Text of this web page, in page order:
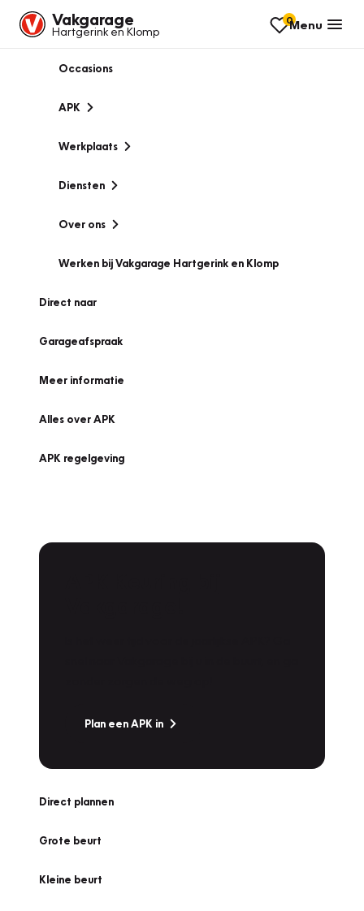
Vakgarage
Hartgerink en Klomp
0Menu
Occasions
APK
Werkplaats
Diensten
Over ons
Werken bij Vakgarage Hartgerink en Klomp
Direct naar
Garageafspraak
Meer informatie
Alles over APK
APK regelgeving
Plan een APK in
Direct plannen
Grote beurt
Kleine beurt